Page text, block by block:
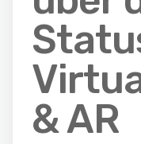
& AR